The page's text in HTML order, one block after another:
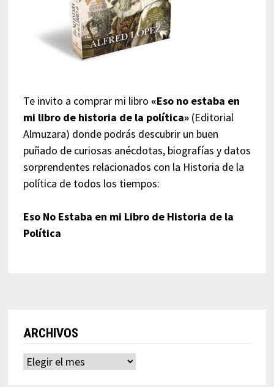
Te invito a comprar mi libro «Eso no estaba en
mi libro de historia de la política»(Editorial
Almuzara) donde podrás descubrir un buen
puñado de curiosas anécdotas, biografías y datos
sorprendentes relacionados con la Historia de la
política de todos los tiempos:
Eso No Estaba en mi Libro de Historia de la
Política
ARCHIVOS
Archivos